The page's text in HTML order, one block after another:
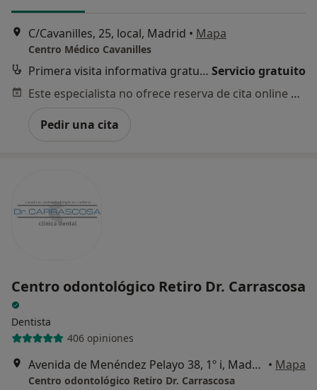
C/Cavanilles, 25, local, Madrid • Mapa
Centro Médico Cavanilles
Primera visita informativa gratuita Servicio gratuito
Este especialista no ofrece reserva de cita online en esta dirección.
Pedir una cita
Centro odontológico Retiro Dr. Carrascosa
Dentista
406 opiniones
Avenida de Menéndez Pelayo 38, 1º i, Madrid • Mapa
Centro odontológico Retiro Dr. Carrascosa